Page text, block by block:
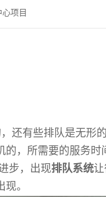
项目
还有些排队是无形
，所需要的服务时
步，出现排队系统
。